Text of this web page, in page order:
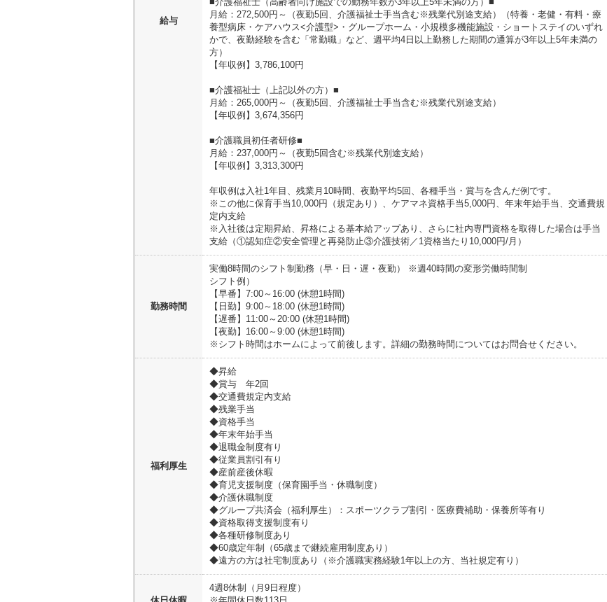
給与
月給：272,500円～（夜勤5回、介護福祉士手当含む※残業代別途支給）（特養・老健・有料・療
養型病床・ケアハウス<介護型>・グループホーム・小規模多機能施設・ショートステイのいずれ
かで、夜勤経験を含む「常勤職」など、週平均4日以上勤務した期間の通算が3年以上5年未満の
方）
【年収例】3,786,100円
■介護福祉士（上記以外の方）■
月給：265,000円～（夜勤5回、介護福祉士手当含む※残業代別途支給）
【年収例】3,674,356円
■介護職員初任者研修■
月給：237,000円～（夜勤5回含む※残業代別途支給）
【年収例】3,313,300円
年収例は入社1年目、残業月10時間、夜勤平均5回、各種手当・賞与を含んだ例です。
※この他に保育手当10,000円（規定あり）、ケアマネ資格手当5,000円、年末年始手当、交通費規
定内支給
※入社後は定期昇給、昇格による基本給アップあり、さらに社内専門資格を取得した場合は手当
支給（①認知症②安全管理と再発防止③介護技術／1資格当たり10,000円/月）
勤務時間
実働8時間のシフト制勤務（早・日・遅・夜勤） ※週40時間の変形労働時間制
シフト例）
【早番】7:00～16:00 (休憩1時間)
【日勤】9:00～18:00 (休憩1時間)
【遅番】11:00～20:00 (休憩1時間)
【夜勤】16:00～9:00 (休憩1時間)
※シフト時間はホームによって前後します。詳細の勤務時間についてはお問合せください。
福利厚生
◆昇給
◆賞与 年2回
◆交通費規定内支給
◆残業手当
◆資格手当
◆年末年始手当
◆退職金制度有り
◆従業員割引有り
◆産前産後休暇
◆育児支援制度（保育園手当・休職制度）
◆介護休職制度
◆グループ共済会（福利厚生）：スポーツクラブ割引・医療費補助・保養所等有り
◆資格取得支援制度有り
◆各種研修制度あり
◆60歳定年制（65歳まで継続雇用制度あり）
◆遠方の方は社宅制度あり（※介護職実務経験1年以上の方、当社規定有り）
4週8休制（月9日程度）